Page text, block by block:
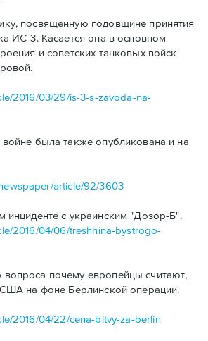
посвященную годовщине принятия
ИС-3. Касается она в основном
и советских танковых войск
2016/03/29/is-3-s-zavoda-na-
была также опубликована и на
article/92/3603
инциденте с украинским "Дозор-Б".
2016/04/06/treshhina-bystrogo-
почему европейцы считают,
на фоне Берлинской операции.
2016/04/22/cena-bitvy-za-berlin